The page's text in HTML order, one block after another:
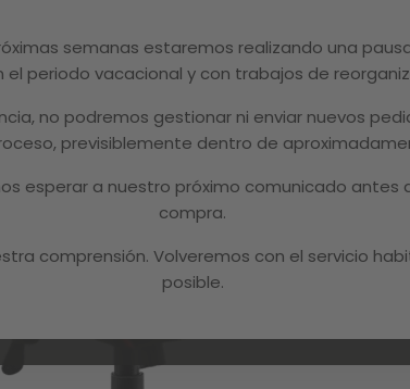
semanas estaremos realizando una
el periodo vacacional y con trabajos de
no podremos gestionar ni enviar nuevos
previsiblemente dentro de
esperar a nuestro próximo comunicado antes
compra.
comprensión. Volveremos con el servicio
posible.